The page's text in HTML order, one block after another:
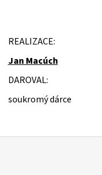
REALIZACE:
Jan Macúch
DAROVAL:
soukromý dárce